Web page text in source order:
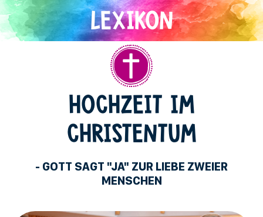
Direkt
zum
Inhalt
HOCHZEIT IM
CHRISTENTUM
- GOTT SAGT "JA" ZUR LIEBE ZWEIER
MENSCHEN